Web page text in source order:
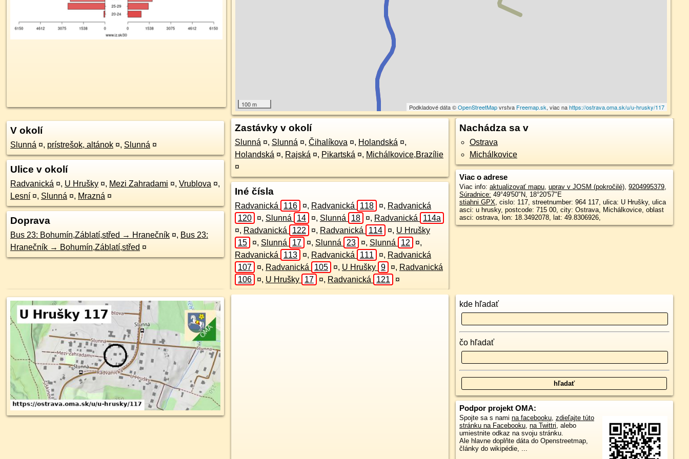
100 m Podkladové dáta ©OpenStreetMapvrstva Freemap.sk, viac nahttps://ostrava.oma.sk/u/u-hrusky/117
V okolí
Slunná ¤, prístrešok, altánok ¤, Slunná ¤
Ulice v okolí
Radvanická ¤, U Hrušky ¤, Mezi Zahradami ¤, Vrublova ¤,
Lesní ¤, Slunná ¤, Mrazná ¤
Doprava
Bus 23: Bohumín,Záblatí,střed → Hranečník ¤, Bus 23:
Hranečník → Bohumín,Záblatí,střed ¤
Zastávky v okolí
Slunná ¤, Slunná ¤, Čihalíkova ¤, Holandská ¤,
Holandská ¤, Rajská ¤, Pikartská ¤, Michálkovice,Brazílie
¤
Iné čísla
Radvanická 116 ¤, Radvanická 118 ¤, Radvanická
120
¤, Slunná 14 ¤, Slunná 18 ¤, Radvanická
114a
¤, Radvanická 122 ¤, Radvanická 114 ¤, U Hrušky
15
¤, Slunná 17 ¤, Slunná 23 ¤, Slunná 12 ¤,
Radvanická
113 ¤, Radvanická 111 ¤, Radvanická
107
¤, Radvanická 105 ¤, U Hrušky 9 ¤, Radvanická
106
¤, U Hrušky 17 ¤, Radvanická 121 ¤
Nachádza sa v
Ostrava
Michálkovice
Viac o adrese
Viac info: aktualizovať mapu, uprav v JOSM (pokročilé), 9204995379,
Súradnice: 49°49'50"N, 18°20'57"E
stiahni GPX, cislo: 117, streetnumber: 964 117, ulica: U Hrušky, ulica
asci: u hrusky, postcode: 715 00, city: Ostrava, Michálkovice, oblast
asci: ostrava, lon: 18.3492078, lat: 49.8306926,
kde hľadať
čo hľadať
Podpor projekt OMA:
Spojte sa s nami na facebooku, zdieľajte túto
stránku na Facebooku, na Twittri, alebo
umiestnite odkaz na svoju stránku.
Ale hlavne doplňte dáta do Openstreetmap,
články do wikipédie, ...